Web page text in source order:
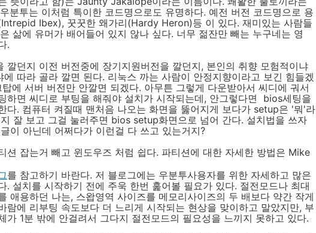
분투는 이처럼 특이한 코드명으로도 유명하다. 예전 버전 코드명으로 용
Ibex), 꿋꿋한 왜가리(Hardy Heron)등 이 있다. 재미있는 사람들
삶에 유머가 배어들어 있지 않나 싶다. 너무 젊잔만 빼는 누구네는 영
.
깔던지 이전 버전중에 장기지원버전을 깔던지, 본인의 취향 모험적이냐
에 따라 골라 깔면 된다. 리눅스 까는 사람이 안정지향이라고 보긴 힘들겠
탑에 서버 버전만 안깔면 되겠다. 아무튼 그렇게 다운받아서 씨디에 궈서
하면 씨디로 부팅을 해줘야 설치가 시작되는데, 안그렇다면 bios세팅을
다. 컴퓨터 켜질때 맨처음 나오는 화면을 뚫어지게 보다가 setup은 '뭐'라
잘 보고 그걸 눌러주면 bios setup화면으로 넘어 간다. 설치법을 쓰자
이 아닌데 어쩌다가 이런걸 다 쓰고 있는거지?
션 잡는거 빼고 윈도우즈 처럼 쉽다. 파티션에 대한 자세한 방법은 Mike
를 참고하기 바란다. 저 블로그에는 우분투사용자를 위한 자세하고 많은
. 설치를 시작하기 전에 주욱 한번 훑어볼 필요가 있다. 절전모드나 최대
애용하던 나는, 스왑영역 사이즈를 메모리사이즈의 두 배보다 약간 작게
람에 리부팅 속도보다 더 느리게 시작되는 현상을 맞이하고 말았지만, 부
가 1분 밖에 안걸려서 그다지 절전모드의 필요성을 느끼지 못하고 있다.